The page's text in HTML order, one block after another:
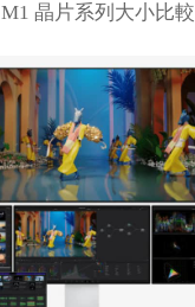
M1 晶片系列大小比較